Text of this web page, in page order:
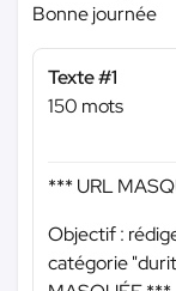
Bonne journée
Texte #1
150 mots
*** URL
Objectif :
catégorie